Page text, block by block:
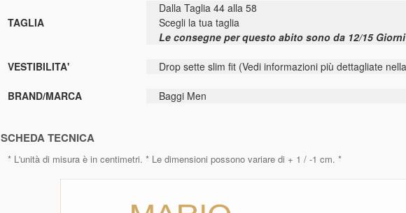
TAGLIA
Dalla Taglia 44 alla 58
Scegli la tua taglia
Le consegne per questo abito sono da 12/15
VESTIBILITA' Drop sette slim fit (Vedi informazioni più dettagliate
BRAND/MARCA Baggi Men
SCHEDA TECNICA
* L'unità di misura è in centimetri. * Le dimensioni possono variare di + 1 / -1 cm. *